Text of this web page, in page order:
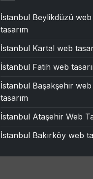
İstanbul Beylikdüzü web
tasarım
İstanbul Kartal web
İstanbul Fatih web
İstanbul Başakşehir web
tasarım
İstanbul Ataşehir Web
İstanbul Bakırköy web